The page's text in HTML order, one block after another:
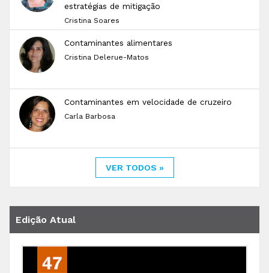
estratégias de mitigação
Cristina Soares
Contaminantes alimentares
Cristina Delerue-Matos
Contaminantes em velocidade de cruzeiro
Carla Barbosa
VER TODOS »
Edição Atual